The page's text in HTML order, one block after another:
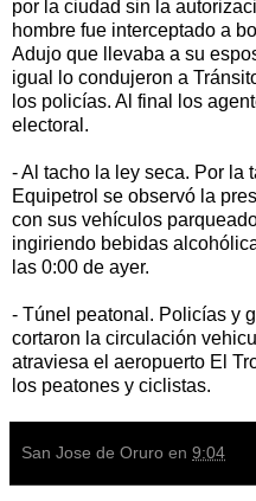
por la ciudad sin la
hombre fue interceptado a
Adujo que llevaba a su
igual lo condujeron a
los policías. Al final los
electoral.
- Al tacho la ley seca. Por la
Equipetrol se observó la
con sus vehículos
ingiriendo bebidas
las 0:00 de ayer.
- Túnel peatonal. Policías y
cortaron la circulación
atraviesa el aeropuerto El
los peatones y ciclistas.
San Jose de Oruro en 9:04